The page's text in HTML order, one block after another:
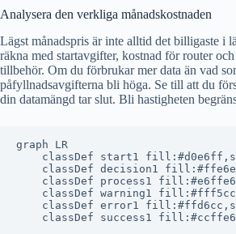
Analysera den verkliga månadskostnaden
Lägst månadspris är inte alltid det billigaste i
räkna med startavgifter, kostnad för router
tillbehör. Om du förbrukar mer data än vad
påfyllnadsavgifterna bli höga. Se till att du
din datamängd tar slut. Bli hastigheten
graph LR
classDef start1
classDef decision1
classDef process1
classDef warning1
classDef error1
classDef success1